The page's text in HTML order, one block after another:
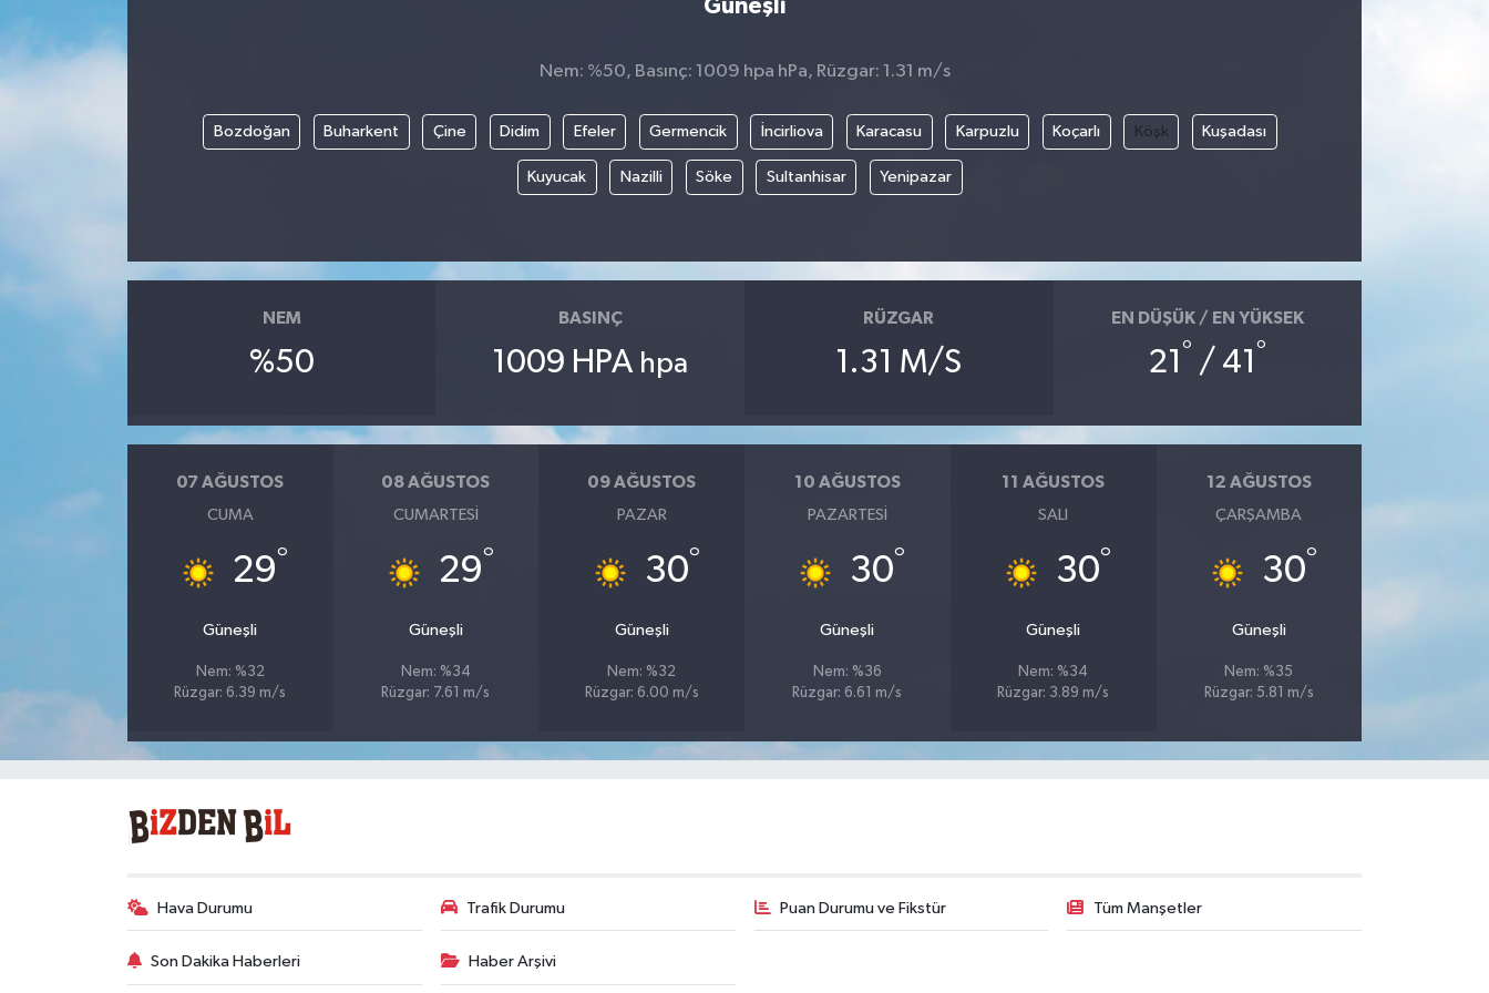
Güneşli
Nem: %50, Basınç: 1009 hpa hPa, Rüzgar: 1.31 m/s
Bozdoğan Buharkent Çine Didim Efeler Germencik İncirliova Karacasu Karpuzlu Koçarlı Köşk Kuşadası
Kuyucak Nazilli Söke Sultanhisar Yenipazar
NEM
%50
BASINÇ
1009 HPA hpa
RÜZGAR
1.31 M/S
EN DÜŞÜK / EN YÜKSEK
21 ° / 41 °
07 AĞUSTOS
CUMA
29°
Güneşli
Nem: %32
Rüzgar: 6.39 m/s
08 AĞUSTOS
CUMARTESI
29°
Güneşli
Nem: %34
Rüzgar: 7.61 m/s
09 AĞUSTOS
PAZAR
30°
Güneşli
Nem: %32
Rüzgar: 6.00 m/s
10 AĞUSTOS
PAZARTESI
30°
Güneşli
Nem: %36
Rüzgar: 6.61 m/s
11 AĞUSTOS
SALI
30°
Güneşli
Nem: %34
Rüzgar: 3.89 m/s
12 AĞUSTOS
ÇARŞAMBA
30°
Güneşli
Nem: %35
Rüzgar: 5.81 m/s
Hava Durumu Trafik Durumu Puan Durumu ve Fikstür Tüm Manşetler
Son Dakika Haberleri Haber Arşivi